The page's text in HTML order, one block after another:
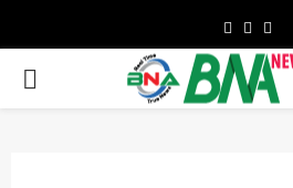
Facebook
Twitter
PRIMARY